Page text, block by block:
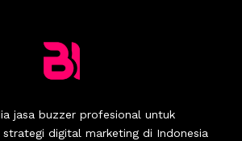
jasa buzzer profesional untuk
digital marketing di Indonesia